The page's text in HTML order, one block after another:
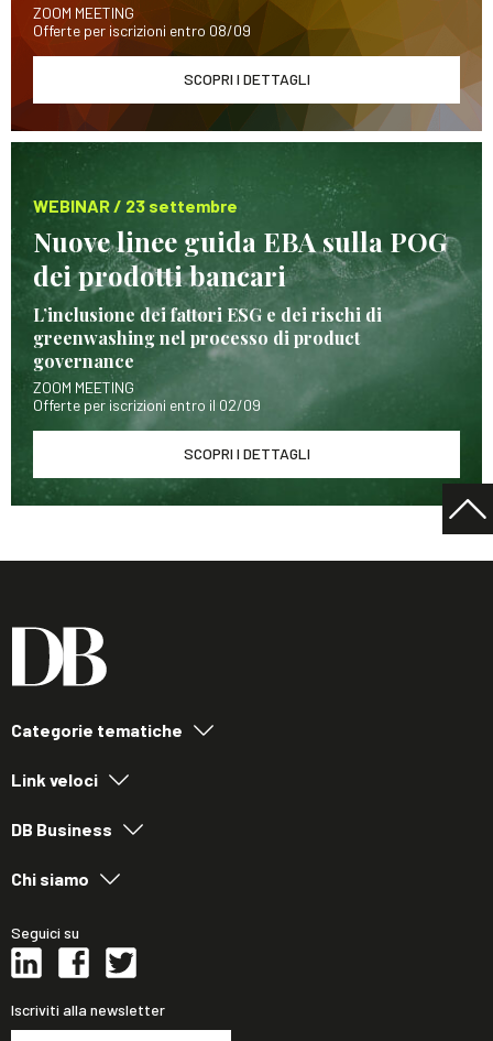
ZOOM MEETING
Offerte per iscrizioni entro 08/09
SCOPRI I DETTAGLI
WEBINAR / 23 settembre
Nuove linee guida EBA sulla POG
dei prodotti bancari
L’inclusione dei fattori ESG e dei rischi di
greenwashing nel processo di product
governance
ZOOM MEETING
Offerte per iscrizioni entro il 02/09
SCOPRI I DETTAGLI
Categorie tematiche
Link veloci
DB Business
Chi siamo
Seguici su
Iscriviti alla newsletter